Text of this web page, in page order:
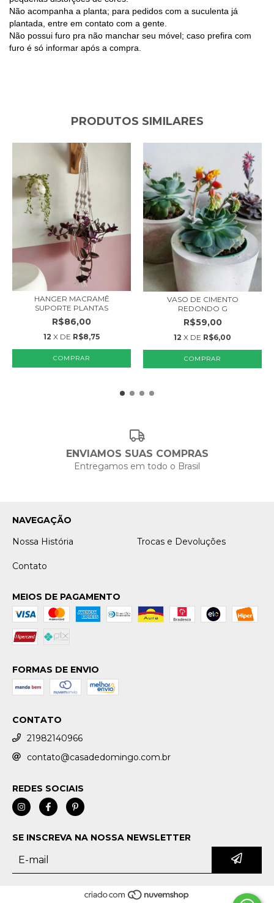
Não acompanha a planta; para pedidos com a suculenta já
plantada, entre em contato com a gente.
Não possui furo pra não manchar seu móvel; caso prefira com
furo é só informar após a compra.
PRODUTOS SIMILARES
HANGER MACRAMÊ
SUPORTE PLANTAS
R$86,00
12 X DE R$8,75
COMPRAR
VASO DE CIMENTO
REDONDO G
R$59,00
12 X DE R$6,00
ENVIAMOS SUAS COMPRAS
Entregamos em todo o Brasil
NAVEGAÇÃO
Nossa História
Trocas e Devoluções
Contato
MEIOS DE PAGAMENTO
FORMAS DE ENVIO
CONTATO
21982140966
contato@casadedomingo.com.br
REDES SOCIAIS
SE INSCREVA NA NOSSA NEWSLETTER